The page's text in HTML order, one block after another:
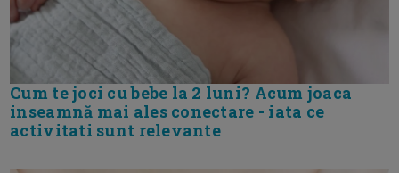
Cum te joci cu bebe la 2 luni? Acum joaca
inseamnă mai ales conectare - iata ce
activitati sunt relevante